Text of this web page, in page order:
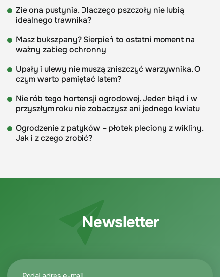
Zielona pustynia. Dlaczego pszczoły nie lubią
idealnego trawnika?
Masz bukszpany? Sierpień to ostatni moment na
ważny zabieg ochronny
Upały i ulewy nie muszą zniszczyć warzywnika. O
czym warto pamiętać latem?
Nie rób tego hortensji ogrodowej. Jeden błąd i w
przyszłym roku nie zobaczysz ani jednego kwiatu
Ogrodzenie z patyków – płotek pleciony z wikliny.
Jak i z czego zrobić?
Newsletter